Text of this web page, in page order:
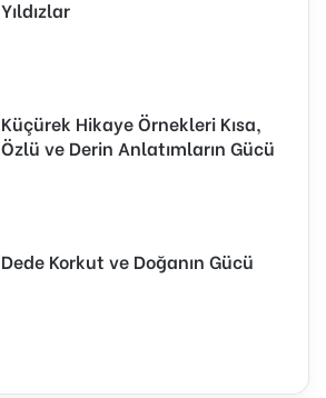
Yıldızlar
Küçürek Hikaye Örnekleri Kısa,
Özlü ve Derin Anlatımların Gücü
Dede Korkut ve Doğanın Gücü